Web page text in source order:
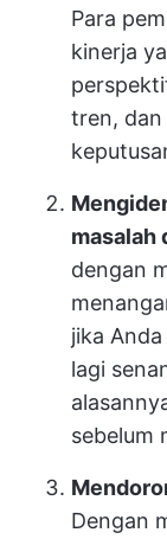
Para
kinerja
tren, dan
masalah
dengan
jika
lagi
sebelum
Dengan